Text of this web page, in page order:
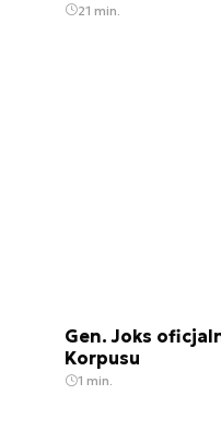
21 min.
Gen. Joks
Korpusu
1 min.